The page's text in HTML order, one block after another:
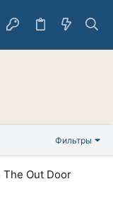
Фильтры
Out Door